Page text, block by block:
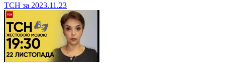
ТСН за 2023.11.23